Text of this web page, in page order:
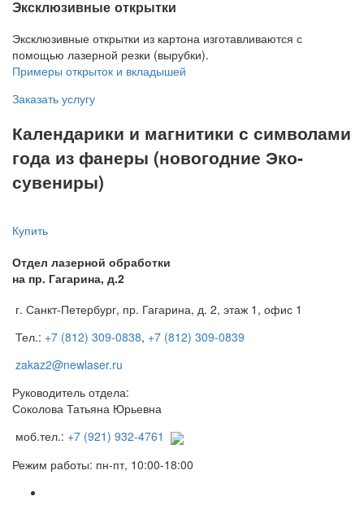
Эксклюзивные открытки
Эксклюзивные открытки из картона изготавливаются с
помощью лазерной резки (вырубки).
Примеры открыток и вкладышей
Заказать услугу
Календарики и магнитики с символами
года из фанеры (новогодние Эко-
сувениры)
Купить
Отдел лазерной обработки
на пр. Гагарина, д.2
г. Санкт-Петербург, пр. Гагарина, д. 2, этаж 1, офис 1
Тел.: +7 (812) 309-0838, +7 (812) 309-0839
zakaz2@newlaser.ru
Руководитель отдела:
Соколова Татьяна Юрьевна
моб.тел.: +7 (921) 932-4761
Режим работы: пн-пт, 10:00-18:00